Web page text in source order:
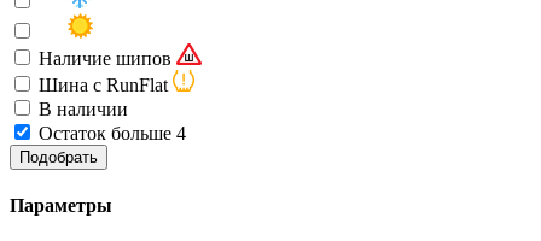
Наличие шипов
Шина с RunFlat
В наличии
Остаток больше 4
Подобрать
Параметры